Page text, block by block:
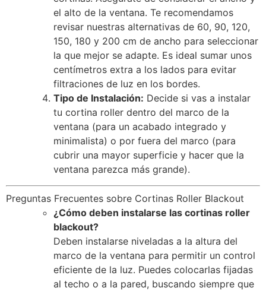
el alto de la ventana. Te recomendamos
revisar nuestras alternativas de 60, 90, 120,
150, 180 y 200 cm de ancho para seleccionar
la que mejor se adapte. Es ideal sumar unos
centímetros extra a los lados para evitar
filtraciones de luz en los bordes.
Tipo de Instalación: Decide si vas a instalar
tu cortina roller dentro del marco de la
ventana (para un acabado integrado y
minimalista) o por fuera del marco (para
cubrir una mayor superficie y hacer que la
ventana parezca más grande).
Preguntas Frecuentes sobre Cortinas Roller Blackout
¿Cómo deben instalarse las cortinas roller
blackout?
Deben instalarse niveladas a la altura del
marco de la ventana para permitir un control
eficiente de la luz. Puedes colocarlas fijadas
al techo o a la pared, buscando siempre que